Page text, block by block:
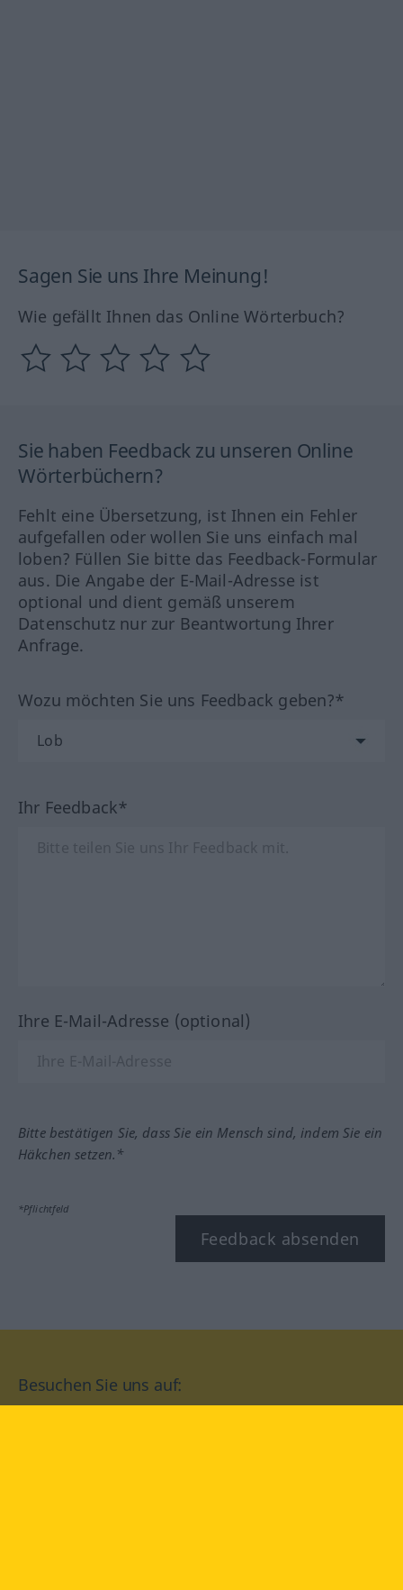
Sagen Sie uns Ihre Meinung!
Wie gefällt Ihnen das Online Wörterbuch?
Sie haben Feedback zu unseren Online
Wörterbüchern?
Fehlt eine Übersetzung, ist Ihnen ein Fehler
aufgefallen oder wollen Sie uns einfach mal
loben? Füllen Sie bitte das Feedback-Formular
aus. Die Angabe der E-Mail-Adresse ist
optional und dient gemäß unserem
Datenschutz nur zur Beantwortung Ihrer
Anfrage.
Wozu möchten Sie uns Feedback geben?*
Ihr Feedback*
Ihre E-Mail-Adresse (optional)
Bitte bestätigen Sie, dass Sie ein Mensch sind, indem Sie ein
Häkchen setzen.*
*Pflichtfeld
Feedback absenden
Besuchen Sie uns auf: